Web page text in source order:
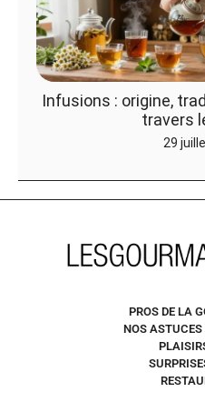
Infusions : origine,
travers
29
PROS DE LA
NOS